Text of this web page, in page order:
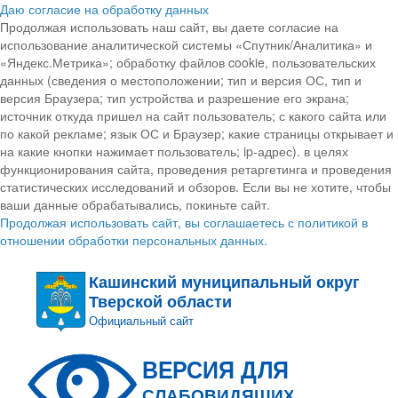
Даю согласие на обработку данных
Продолжая использовать наш сайт, вы даете согласие на
использование аналитической системы «Спутник/Аналитика» и
«Яндекс.Метрика»; обработку файлов cookie, пользовательских
данных (сведения о местоположении; тип и версия ОС, тип и
версия Браузера; тип устройства и разрешение его экрана;
источник откуда пришел на сайт пользователь; с какого сайта или
по какой рекламе; язык ОС и Браузер; какие страницы открывает и
на какие кнопки нажимает пользователь; ip-адрес). в целях
функционирования сайта, проведения ретаргетинга и проведения
статистических исследований и обзоров. Если вы не хотите, чтобы
ваши данные обрабатывались, покиньте сайт.
Продолжая использовать сайт, вы соглашаетесь с политикой в
отношении обработки персональных данных.